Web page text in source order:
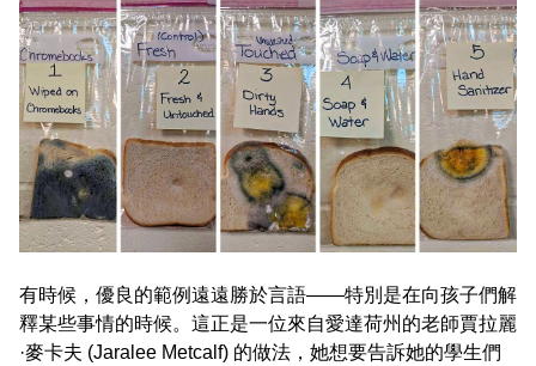
有時候，優良的範例遠遠勝於言語——特別是在向孩子們解
釋某些事情的時候。這正是一位來自愛達荷州的老師賈拉麗
·麥卡夫 (Jaralee Metcalf) 的做法，她想要告訴她的學生們